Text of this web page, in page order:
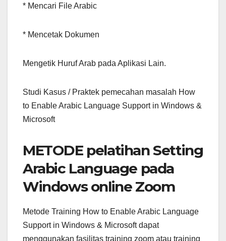
* Mencari File Arabic
* Mencetak Dokumen
Mengetik Huruf Arab pada Aplikasi Lain.
Studi Kasus / Praktek pemecahan masalah How
to Enable Arabic Language Support in Windows &
Microsoft
METODE pelatihan Setting
Arabic Language pada
Windows online Zoom
Metode Training How to Enable Arabic Language
Support in Windows & Microsoft dapat
menggunakan fasilitas training zoom atau training